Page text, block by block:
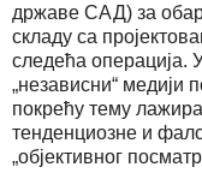
државе САД) за
складу са
следећа операција.
„независни“ медији
покрећу тему
тенденциозне и
„објективног